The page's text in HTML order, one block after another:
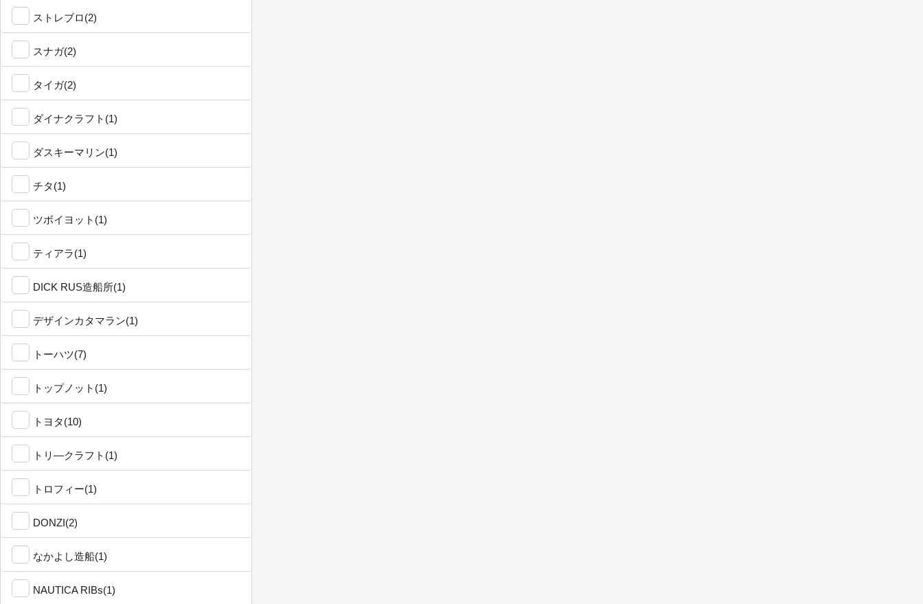
ストレブロ(2)
スナガ(2)
タイガ(2)
ダイナクラフト(1)
ダスキーマリン(1)
チタ(1)
ツボイヨット(1)
ティアラ(1)
DICK RUS造船所(1)
デザインカタマラン(1)
トーハツ(7)
トップノット(1)
トヨタ(10)
トリ―クラフト(1)
トロフィー(1)
DONZI(2)
なかよし造船(1)
NAUTICA RIBs(1)